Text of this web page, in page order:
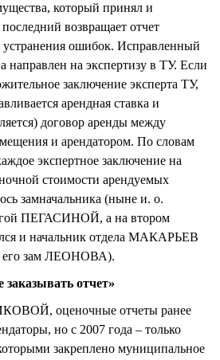
который принял и
последний возвращает отчет
устранения ошибок. Исправленный
направлен на экспертизу в ТУ. Если
заключение эксперта ТУ,
арендная ставка и
договор аренды между
и арендатором. По словам
экспертное заключение на
стоимости арендуемых
замначальника (ныне и. о.
ПЕГАСИНОЙ, а на втором
и начальник отдела МАКАРЬЕВ
его зам ЛЕОНОВА).
заказывать отчет»
оценочные отчеты ранее
но с 2007 года – только
закреплено муниципальное